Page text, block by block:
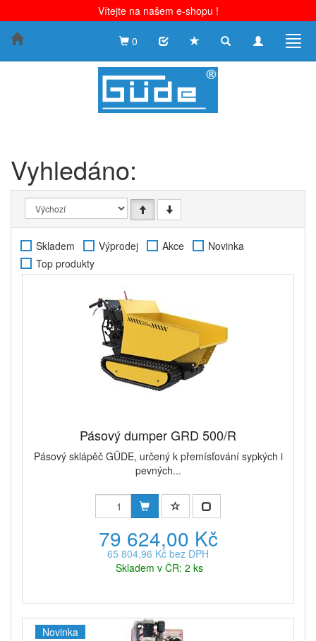
Vítejte na našem e-shopu !
Toggle
Toggle
0
Vyhledáno:
Skladem Výprodej Akce
Novinka
Top produkty
Pásový dumper GRD 500/R
Pásový sklápěč GÜDE, určený k přemísťování sypkých i
pevných...
79 624,00 Kč
65 804,96 Kč bez DPH
Skladem v ČR: 2 ks
Novinka